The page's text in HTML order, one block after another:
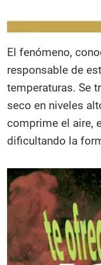
El fenómeno,
responsable de
temperaturas. Se
seco en niveles
comprime el aire,
dificultando la